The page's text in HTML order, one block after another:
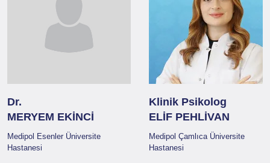
Dr.
MERYEM EKİNCİ
Medipol Esenler Üniversite
Hastanesi
Klinik Psikolog
ELİF PEHLİVAN
Medipol Çamlıca Üniversite
Hastanesi